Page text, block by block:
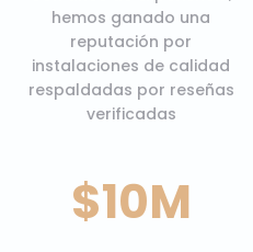
hemos ganado una
reputación por
instalaciones de calidad
respaldadas por reseñas
verificadas
$10M